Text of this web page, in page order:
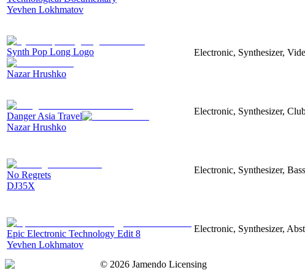
Yevhen Lokhmatov
Synth Pop Long Logo
Nazar Hrushko
Electronic, Synthesizer,
Danger Asia Travel
Nazar Hrushko
Electronic, Synthesizer,
No Regrets
DJ35X
Electronic, Synthesizer,
Epic Electronic Technology Edit 8
Yevhen Lokhmatov
Electronic, Synthesizer,
© 2026 Jamendo Licensing